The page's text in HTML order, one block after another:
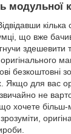
модульної
що вже
оригінального
безкоштовні
Якщо для вас
не
хочете більш-